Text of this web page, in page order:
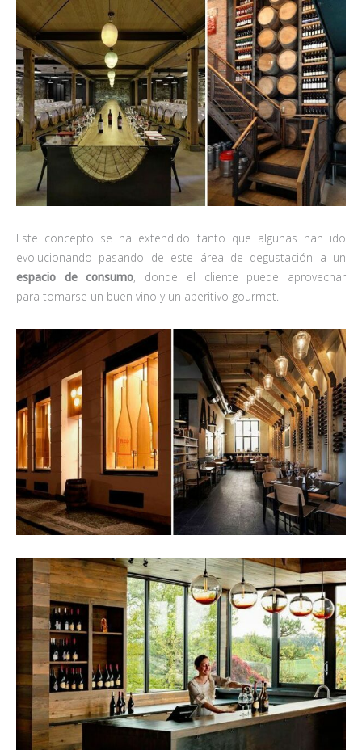
Este concepto se ha extendido tanto que algunas han ido
evolucionando pasando de este área de degustación a un
espacio de consumo, donde el cliente puede aprovechar
para tomarse un buen vino y un aperitivo gourmet.